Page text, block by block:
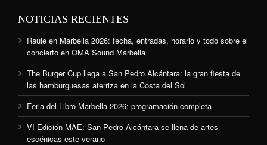
NOTICIAS RECIENTES
Raule en Marbella 2026: fecha, entradas, horario y todo sobre el
concierto en OMA Sound Marbella
The Burger Cup llega a San Pedro Alcántara: la gran fiesta de
las hamburguesas aterriza en la Costa del Sol
Feria del Libro Marbella 2026: programación completa
VI Edición MAE: San Pedro Alcántara se llena de artes
escénicas este verano